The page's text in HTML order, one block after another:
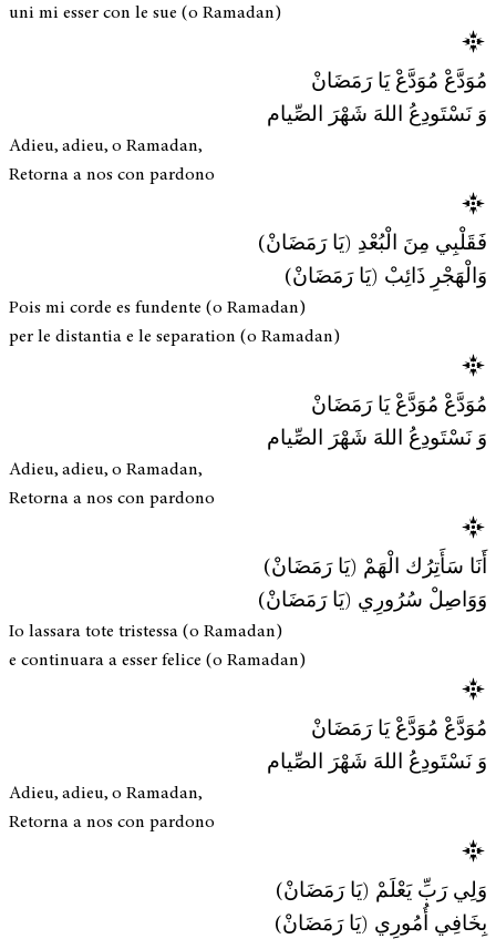
uni mi esser con le sue (o Ramadan)
مُوَدَّعْ مُوَدَّعْ يَا رَمَضَانْ
وَ نَسْتَودِعُ اللهَ شَهْرَ الصِّيام
Adieu, adieu, o Ramadan,
Retorna a nos con pardono
فَقَلْبِي مِنَ الْبُعْدِ (يَا رَمَضَانْ)
وَالْهَجْرِ ذَائِبْ (يَا رَمَضَانْ)
Pois mi corde es fundente (o Ramadan)
per le distantia e le separation (o Ramadan)
مُوَدَّعْ مُوَدَّعْ يَا رَمَضَانْ
وَ نَسْتَودِعُ اللهَ شَهْرَ الصِّيام
Adieu, adieu, o Ramadan,
Retorna a nos con pardono
أَنَا سَأَتِرُك الْهَمْ (يَا رَمَضَانْ)
وَوَاصِلْ سُرُورِي (يَا رَمَضَانْ)
Io lassara tote tristessa (o Ramadan)
e continuara a esser felice (o Ramadan)
مُوَدَّعْ مُوَدَّعْ يَا رَمَضَانْ
وَ نَسْتَودِعُ اللهَ شَهْرَ الصِّيام
Adieu, adieu, o Ramadan,
Retorna a nos con pardono
وَلِي رَبِّ يَعْلَمْ (يَا رَمَضَانْ)
بِخَافِي أُمُورِي (يَا رَمَضَانْ)